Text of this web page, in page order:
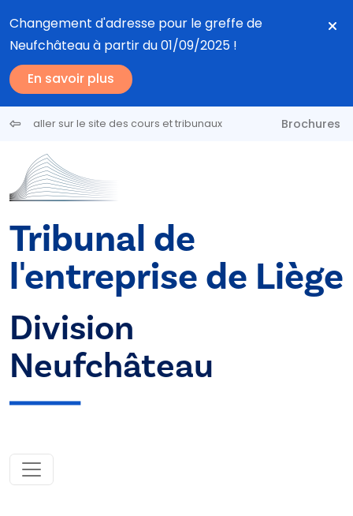
Changement d'adresse pour le greffe de
Neufchâteau à partir du 01/09/2025 !
En savoir plus
aller sur le site des cours et tribunaux Brochures
Tribunal de
l'entreprise de Liège
Division
Neufchâteau